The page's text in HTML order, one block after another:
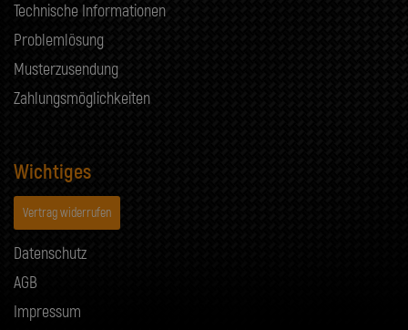
Technische Informationen
Problemlösung
Musterzusendung
Zahlungsmöglichkeiten
Wichtiges
Vertrag widerrufen
Datenschutz
AGB
Impressum